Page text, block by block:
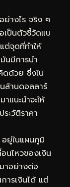
ย่างไร จริง ๆ
ป็นตัวชี้วัดแบ
ต่จุดที่ทำให้
นมีการนำ
ดด้วย ซึ่งใน
ล้านดอลลาร์
แนะนำจะให้
ประวัติราคา
ยู่ในแผนภูมิ
นไหวของเงิน
าอย่างต่อ
ารเงินได้ แต่